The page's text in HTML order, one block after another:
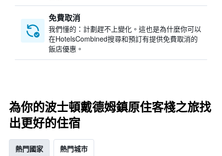
免費取消
我們懂的：計劃趕不上變化。這也是為什麼你可以
在HotelsCombined搜尋和預訂有提供免費取消的
飯店優惠。
為你的波士頓戴德姆鎮原住客棧之旅找
出更好的住宿
熱門國家 熱門城市